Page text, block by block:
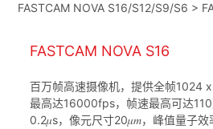
FASTCAM NOVA S16/S12/S9/S6 >
FASTCAM NOVA S16
百万帧高速摄像机，提供全帧1024
最高达16000fps，帧速最高可达
0.2𝜇s，像元尺寸20𝜇𝑚，峰值量子